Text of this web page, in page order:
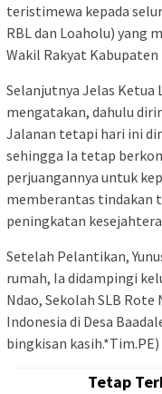
teristimewa kepada
RBL dan Loaholu) yang
Wakil Rakyat Kabupaten
Selanjutnya Jelas Ketua
mengatakan, dahulu
Jalanan tetapi hari ini
sehingga Ia tetap
perjuangannya untuk
memberantas tindakan
peningkatan
Setelah Pelantikan,
rumah, Ia didampingi
Ndao, Sekolah SLB Rote
Indonesia di Desa
bingkisan kasih.*Tim.PE)
Tetap